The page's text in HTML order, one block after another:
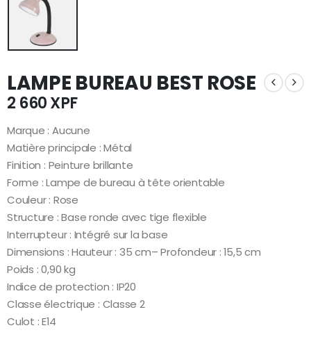
LAMPE BUREAU BEST ROSE
2 660XPF
Marque : Aucune
Matière principale : Métal
Finition : Peinture brillante
Forme : Lampe de bureau à tête orientable
Couleur : Rose
Structure : Base ronde avec tige flexible
Interrupteur : Intégré sur la base
Dimensions : Hauteur : 35 cm– Profondeur : 15,5 cm
Poids : 0,90 kg
Indice de protection : IP20
Classe électrique : Classe 2
Culot : E14